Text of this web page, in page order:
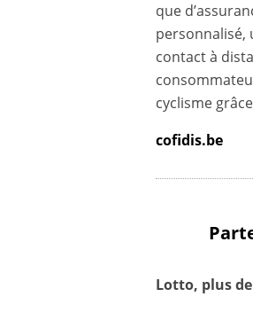
que
personnalisé,
contact à
cyclisme
cofidis.be
Lotto, plus